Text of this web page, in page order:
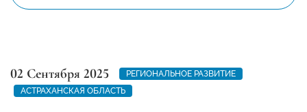
02 Сентября 2025
РЕГИОНАЛЬНОЕ РАЗВИТИЕ
АСТРАХАНСКАЯ ОБЛАСТЬ